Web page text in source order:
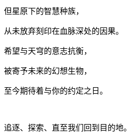
但星原下的智慧种族，
从未放弃刻印在血脉深处的因果。
希望与天穹的意志抗衡，
被寄予未来的幻想生物，
至今期待着与你的约定之日。
追逐、探索、直至我们回到目的地。